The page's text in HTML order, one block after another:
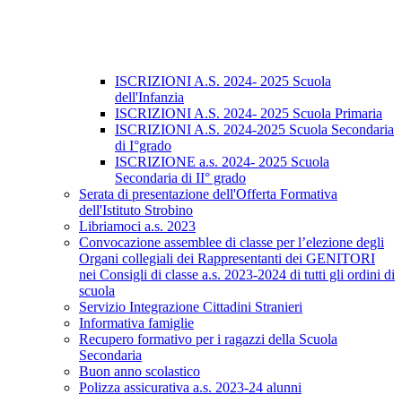
ISCRIZIONI A.S. 2024- 2025 Scuola
dell'Infanzia
ISCRIZIONI A.S. 2024- 2025 Scuola Primaria
ISCRIZIONI A.S. 2024-2025 Scuola Secondaria
di I°grado
ISCRIZIONE a.s. 2024- 2025 Scuola
Secondaria di II° grado
Serata di presentazione dell'Offerta Formativa
dell'Istituto Strobino
Libriamoci a.s. 2023
Convocazione assemblee di classe per l’elezione degli
Organi collegiali dei Rappresentanti dei GENITORI
nei Consigli di classe a.s. 2023-2024 di tutti gli ordini di
scuola
Servizio Integrazione Cittadini Stranieri
Informativa famiglie
Recupero formativo per i ragazzi della Scuola
Secondaria
Buon anno scolastico
Polizza assicurativa a.s. 2023-24 alunni